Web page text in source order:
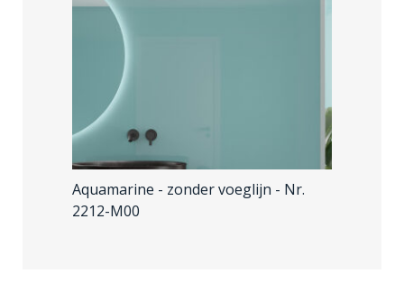
Aquamarine - zonder voeglijn - Nr.
2212-M00